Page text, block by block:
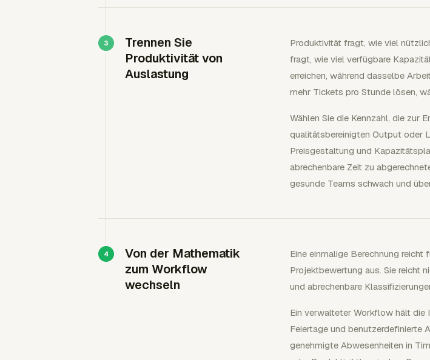
Trennen Sie
Produktivität von
Auslastung
Produktivität fragt, wie viel
fragt, wie viel verfügbare
erreichen, während dasselbe
mehr Tickets pro Stunde lösen,
Wählen Sie die Kennzahl, die zur
qualitätsbereinigten Output oder
Preisgestaltung und
abrechenbare Zeit zu
gesunde Teams schwach und
Von der Mathematik
zum Workflow
wechseln
Eine einmalige Berechnung
Projektbewertung aus. Sie reicht
und abrechenbare
Ein verwalteter Workflow hält die
Feiertage und benutzerdefinierte
genehmigte Abwesenheiten in